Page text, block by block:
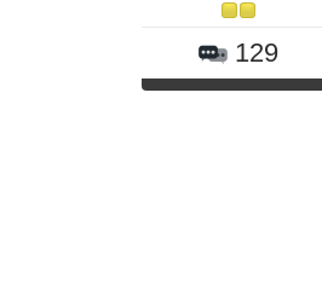
129